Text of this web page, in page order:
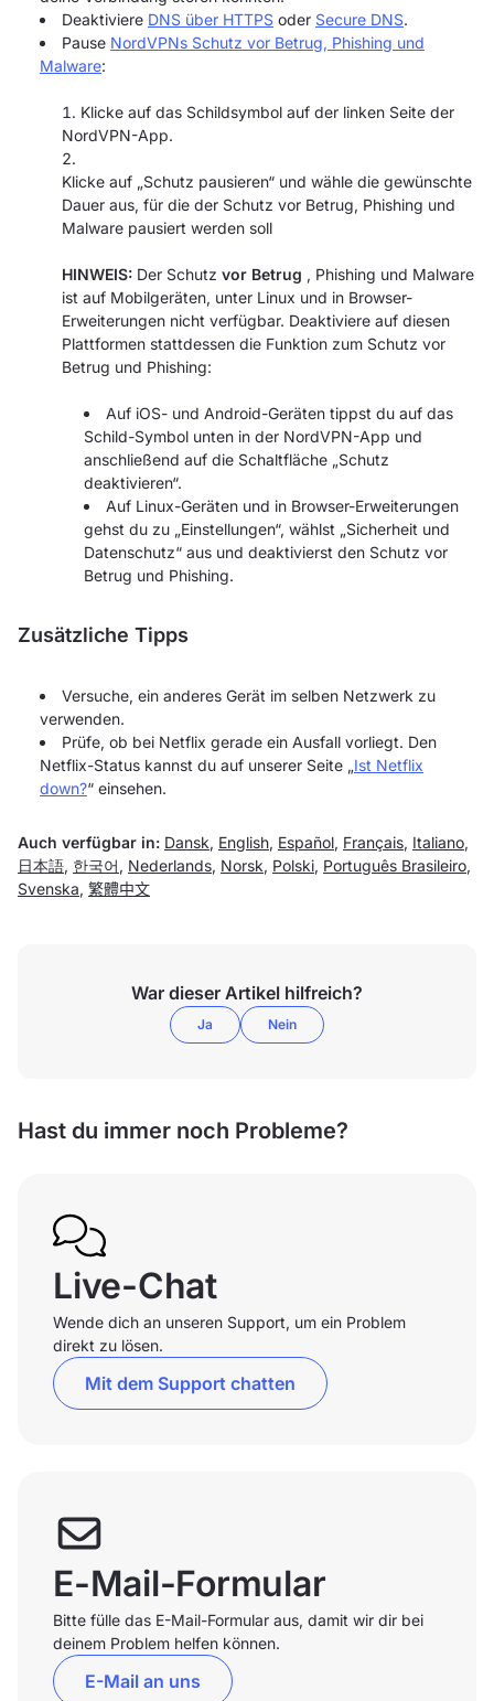
Deaktiviere DNS über HTTPS oder Secure DNS.
Pause NordVPNs Schutz vor Betrug, Phishing und
Malware:
Klicke auf das Schildsymbol auf der linken Seite der
NordVPN-App.
Klicke auf „Schutz pausieren“ und wähle die gewünschte
Dauer aus, für die der Schutz vor Betrug, Phishing und
Malware pausiert werden soll
HINWEIS: Der Schutz vor Betrug , Phishing und Malware
ist auf Mobilgeräten, unter Linux und in Browser-
Erweiterungen nicht verfügbar. Deaktiviere auf diesen
Plattformen stattdessen die Funktion zum Schutz vor
Betrug und Phishing:
Auf iOS- und Android-Geräten tippst du auf das
Schild-Symbol unten in der NordVPN-App und
anschließend auf die Schaltfläche „Schutz
deaktivieren“.
Auf Linux-Geräten und in Browser-Erweiterungen
gehst du zu „Einstellungen“, wählst „Sicherheit und
Datenschutz“ aus und deaktivierst den Schutz vor
Betrug und Phishing.
Zusätzliche Tipps
Versuche, ein anderes Gerät im selben Netzwerk zu
verwenden.
Prüfe, ob bei Netflix gerade ein Ausfall vorliegt. Den
Netflix-Status kannst du auf unserer Seite „Ist Netflix
down?“ einsehen.
Auch verfügbar in: Dansk, English, Español, Français, Italiano,
日本語, 한국어 , Nederlands, Norsk, Polski, Português Brasileiro,
Svenska, 繁體中文
War dieser Artikel hilfreich?
Ja Nein
Hast du immer noch Probleme?
Live-Chat
Wende dich an unseren Support, um ein Problem
direkt zu lösen.
Mit dem Support chatten
E-Mail-Formular
Bitte fülle das E-Mail-Formular aus, damit wir dir bei
deinem Problem helfen können.
E-Mail an uns